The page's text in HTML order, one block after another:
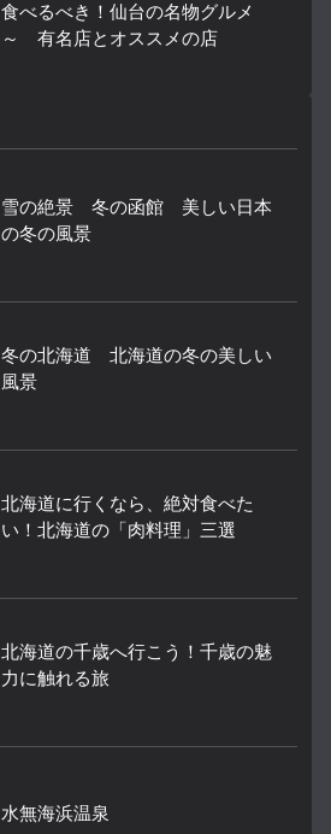
食べるべき！仙台の名物グルメ
～ 有名店とオススメの店
雪の絶景 冬の函館 美しい日本
の冬の風景
冬の北海道 北海道の冬の美しい
風景
北海道に行くなら、絶対食べた
い！北海道の「肉料理」三選
北海道の千歳へ行こう！千歳の魅
力に触れる旅
水無海浜温泉